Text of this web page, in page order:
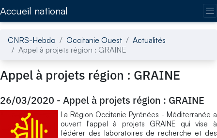
Accueil national
CNRS-Hebdo Occitanie Ouest
Actualités
Appel à projets région : GRAINE
Appel à projets région : GRAINE
26/03/2020 - Appel à projets région : GRAINE
La Région Occitanie Pyrénées - Méditerranée a
ouvert l'appel à projets GRAINE qui vise à
fédérer des laboratoires de recherche et des